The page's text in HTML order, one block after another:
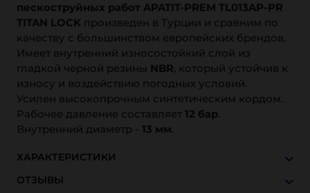
пескоструйных работ APATIT-PREM TL013AP-PR
TITAN LOCK произведен в Турции и сравним по
качеству с большинством европейских брендов.
Имеет внутренний износостойкий слой из
гладкой черной резины NBR, который устойчив к
износу и воздействию погодных условий.
Усилен высокопрочным синтетическим кордом.
Рабочее давление составляет 12 бар.
Внутренний диаметр - 13 мм.
ХАРАКТЕРИСТИКИ
ОТЗЫВЫ